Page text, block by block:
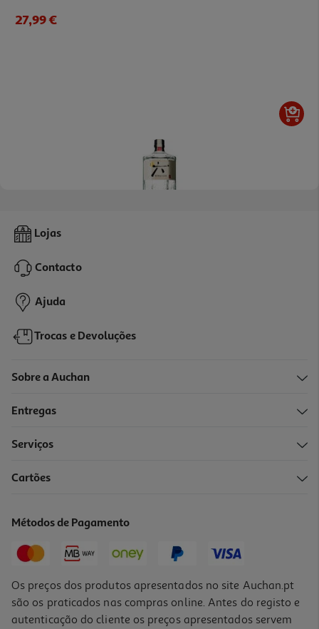
27,99 €
Gin Roku Premium Japão 0.70 L
33,99 €
-16%
Price reduced from
25,69 €to
Promoção
Lojas
Contacto
Ajuda
Trocas e Devoluções
Sobre a Auchan
Entregas
Serviços
Cartões
Métodos de Pagamento
Os preços dos produtos apresentados no site Auchan.pt
são os praticados nas compras online. Antes do registo e
autenticação do cliente os preços apresentados servem